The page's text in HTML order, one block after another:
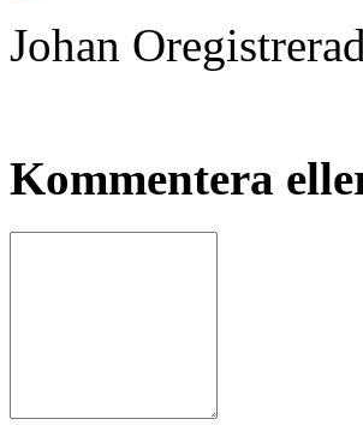
Johan Oregistrerad
Kommentera